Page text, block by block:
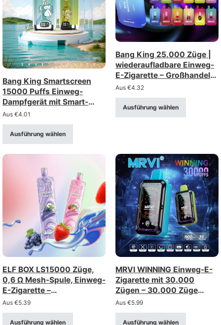
Bang King Smartscreen
15000 Puffs Einweg-
Dampfgerät mit Smart-
Display & Mesh-Spule
Aus €4.01
Ausführung wählen
Bang King 25.000 Züge |
wiederaufladbare Einweg-
E-Zigarette – Großhandel
(Stärken: 0%, 2%, 3%, 5%)
Aus €4.32
Ausführung wählen
ELF BOX LS15000 Züge,
0,6 Ω Mesh-Spule, Einweg-
E-Zigarette –
wiederaufladbar über Typ-
C-Anschluss (Stärke: 0–
5%)
Aus €5.39
Ausführung wählen
MRVI WINNING Einweg-E-
Zigarette mit 30.000
Zügen – 30.000 Züge
(Stärke 2%/5%)
Aus €5.99
Ausführung wählen